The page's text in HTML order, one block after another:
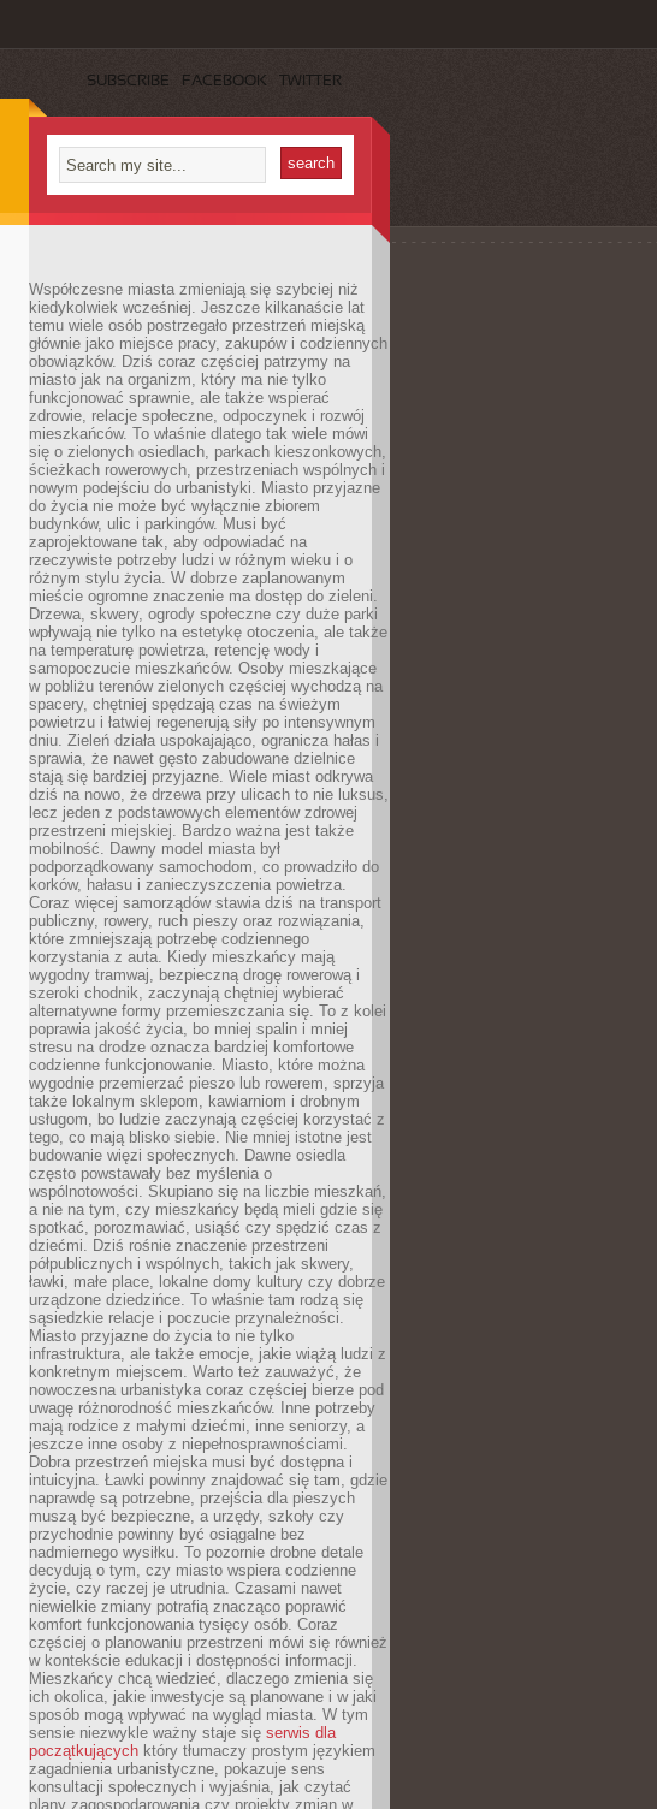
SUBSCRIBE FACEBOOK TWITTER
Współczesne miasta zmieniają się szybciej niż
kiedykolwiek wcześniej. Jeszcze kilkanaście lat
temu wiele osób postrzegało przestrzeń miejską
głównie jako miejsce pracy, zakupów i codziennych
obowiązków. Dziś coraz częściej patrzymy na
miasto jak na organizm, który ma nie tylko
funkcjonować sprawnie, ale także wspierać
zdrowie, relacje społeczne, odpoczynek i rozwój
mieszkańców. To właśnie dlatego tak wiele mówi
się o zielonych osiedlach, parkach kieszonkowych,
ścieżkach rowerowych, przestrzeniach wspólnych i
nowym podejściu do urbanistyki. Miasto przyjazne
do życia nie może być wyłącznie zbiorem
budynków, ulic i parkingów. Musi być
zaprojektowane tak, aby odpowiadać na
rzeczywiste potrzeby ludzi w różnym wieku i o
różnym stylu życia. W dobrze zaplanowanym
mieście ogromne znaczenie ma dostęp do zieleni.
Drzewa, skwery, ogrody społeczne czy duże parki
wpływają nie tylko na estetykę otoczenia, ale także
na temperaturę powietrza, retencję wody i
samopoczucie mieszkańców. Osoby mieszkające
w pobliżu terenów zielonych częściej wychodzą na
spacery, chętniej spędzają czas na świeżym
powietrzu i łatwiej regenerują siły po intensywnym
dniu. Zieleń działa uspokajająco, ogranicza hałas i
sprawia, że nawet gęsto zabudowane dzielnice
stają się bardziej przyjazne. Wiele miast odkrywa
dziś na nowo, że drzewa przy ulicach to nie luksus,
lecz jeden z podstawowych elementów zdrowej
przestrzeni miejskiej. Bardzo ważna jest także
mobilność. Dawny model miasta był
podporządkowany samochodom, co prowadziło do
korków, hałasu i zanieczyszczenia powietrza.
Coraz więcej samorządów stawia dziś na transport
publiczny, rowery, ruch pieszy oraz rozwiązania,
które zmniejszają potrzebę codziennego
korzystania z auta. Kiedy mieszkańcy mają
wygodny tramwaj, bezpieczną drogę rowerową i
szeroki chodnik, zaczynają chętniej wybierać
alternatywne formy przemieszczania się. To z kolei
poprawia jakość życia, bo mniej spalin i mniej
stresu na drodze oznacza bardziej komfortowe
codzienne funkcjonowanie. Miasto, które można
wygodnie przemierzać pieszo lub rowerem, sprzyja
także lokalnym sklepom, kawiarniom i drobnym
usługom, bo ludzie zaczynają częściej korzystać z
tego, co mają blisko siebie. Nie mniej istotne jest
budowanie więzi społecznych. Dawne osiedla
często powstawały bez myślenia o
wspólnotowości. Skupiano się na liczbie mieszkań,
a nie na tym, czy mieszkańcy będą mieli gdzie się
spotkać, porozmawiać, usiąść czy spędzić czas z
dziećmi. Dziś rośnie znaczenie przestrzeni
półpublicznych i wspólnych, takich jak skwery,
ławki, małe place, lokalne domy kultury czy dobrze
urządzone dziedzińce. To właśnie tam rodzą się
sąsiedzkie relacje i poczucie przynależności.
Miasto przyjazne do życia to nie tylko
infrastruktura, ale także emocje, jakie wiążą ludzi z
konkretnym miejscem. Warto też zauważyć, że
nowoczesna urbanistyka coraz częściej bierze pod
uwagę różnorodność mieszkańców. Inne potrzeby
mają rodzice z małymi dziećmi, inne seniorzy, a
jeszcze inne osoby z niepełnosprawnościami.
Dobra przestrzeń miejska musi być dostępna i
intuicyjna. Ławki powinny znajdować się tam, gdzie
naprawdę są potrzebne, przejścia dla pieszych
muszą być bezpieczne, a urzędy, szkoły czy
przychodnie powinny być osiągalne bez
nadmiernego wysiłku. To pozornie drobne detale
decydują o tym, czy miasto wspiera codzienne
życie, czy raczej je utrudnia. Czasami nawet
niewielkie zmiany potrafią znacząco poprawić
komfort funkcjonowania tysięcy osób. Coraz
częściej o planowaniu przestrzeni mówi się również
w kontekście edukacji i dostępności informacji.
Mieszkańcy chcą wiedzieć, dlaczego zmienia się
ich okolica, jakie inwestycje są planowane i w jaki
sposób mogą wpływać na wygląd miasta. W tym
sensie niezwykle ważny staje się serwis dla
początkujących który tłumaczy prostym językiem
zagadnienia urbanistyczne, pokazuje sens
konsultacji społecznych i wyjaśnia, jak czytać
plany zagospodarowania czy projekty zmian w